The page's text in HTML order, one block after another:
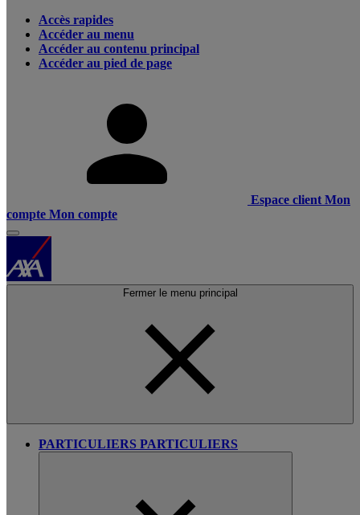
Accès rapides
Accéder au menu
Accéder au contenu principal
Accéder au pied de page
Espace client Mon
compte Mon compte
Fermer le menu principal
PARTICULIERS PARTICULIERS